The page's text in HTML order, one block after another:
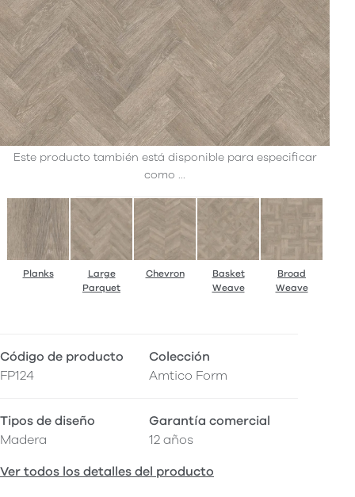
Este producto también está disponible para especificar
como ...
Planks
Large
Parquet
Chevron
Basket
Weave
Broad
Weave
Código de producto
FP124
Colección
Amtico Form
Tipos de diseño
Madera
Garantía comercial
12 años
Ver todos los detalles del producto